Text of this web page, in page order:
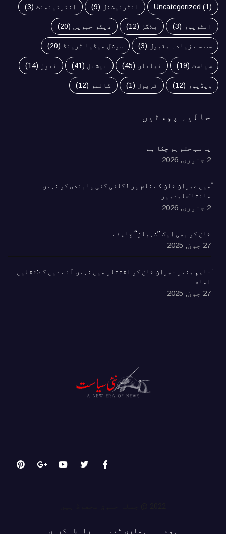
Uncategorized (1) انٹرنیشنل (9) انٹرٹینمنٹ (3)
انٹریوز (3) بلاگز (12) دیگر خبریں (20)
سب سے زیادہ مقبول (3) سوشل میڈیا ٹرینڈ (20)
سیاست (19) نمایاں (45) نیشنل (41) نیوز (14)
ویڈیوز (12) ٹریول (1) کالمز (12)
حالیہ پوسٹیں
یہ سب ختم ہو چکا ہے
2 جنوری, 2026
٘میں عمران خان کے نام پر لگائی گئی پابندی کو نہیں
مانتا:حامدمیر
2 جنوری, 2026
خان کو بھی ایک ’’شہباز‘‘ چاہئے​
27 جون, 2025
ٰعاصم منیر عمران خان کو اقتتار میں نہیں آنے دیں گے:ثقلین
امام
27 جون, 2025
ہوم ہماری ٹیم رابطہ کریں